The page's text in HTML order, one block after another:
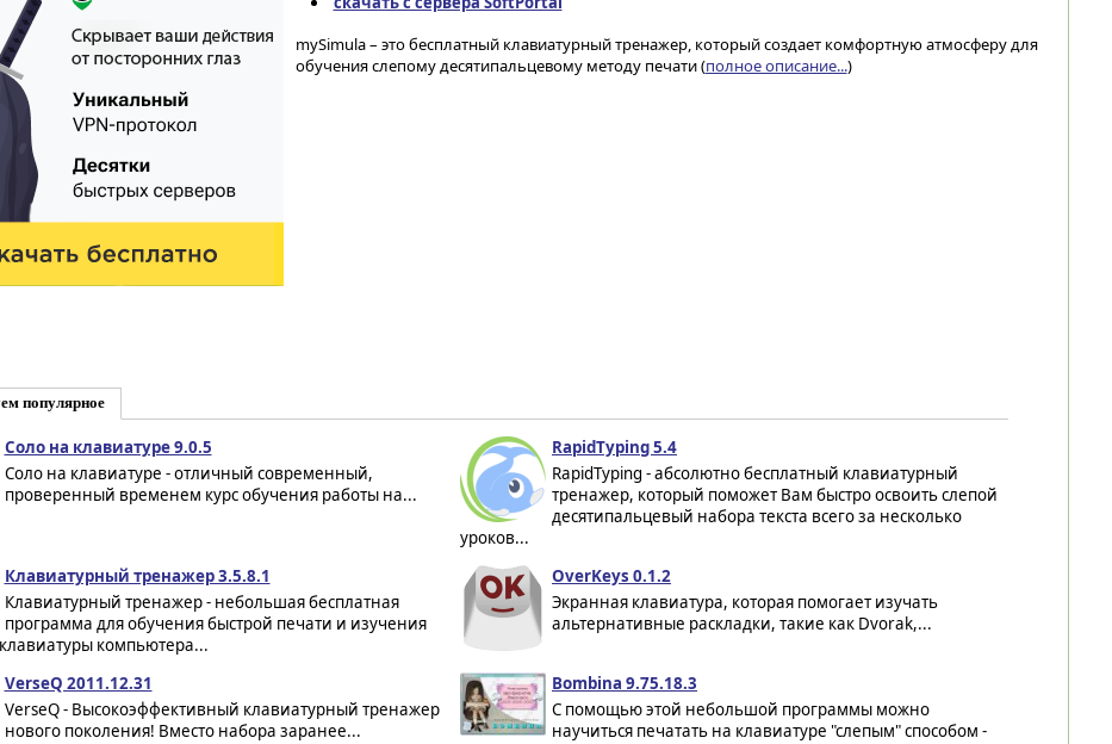
mySimula – это бесплатный клавиатурный тренажер, который создает комфортную атмосферу для
обучения слепому десятипальцевому методу печати (полное описание...)
популярное
Соло на клавиатуре 9.0.5
Соло на клавиатуре - отличный современный,
проверенный временем курс обучения работы на...
RapidTyping 5.4
RapidTyping - абсолютно бесплатный клавиатурный
тренажер, который поможет Вам быстро освоить слепой
десятипальцевый набора текста всего за несколько
уроков...
Клавиатурный тренажер 3.5.8.1
Клавиатурный тренажер - небольшая бесплатная
программа для обучения быстрой печати и изучения
компьютера...
OverKeys 0.1.2
Экранная клавиатура, которая помогает изучать
альтернативные раскладки, такие как Dvorak,...
VerseQ 2011.12.31
VerseQ - Высокоэффективный клавиатурный тренажер
нового поколения! Вместо набора заранее...
Bombina 9.75.18.3
C помощью этой небольшой программы можно
научиться печатать на клавиатуре "слепым" способом -